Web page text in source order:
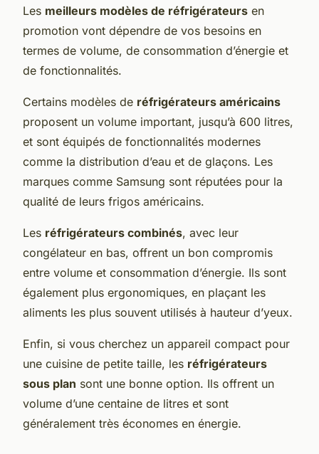
Les meilleurs modèles de réfrigérateurs en
promotion vont dépendre de vos besoins en
termes de volume, de consommation d’énergie et
de fonctionnalités.
Certains modèles de réfrigérateurs américains
proposent un volume important, jusqu’à 600 litres,
et sont équipés de fonctionnalités modernes
comme la distribution d’eau et de glaçons. Les
marques comme Samsung sont réputées pour la
qualité de leurs frigos américains.
Les réfrigérateurs combinés, avec leur
congélateur en bas, offrent un bon compromis
entre volume et consommation d’énergie. Ils sont
également plus ergonomiques, en plaçant les
aliments les plus souvent utilisés à hauteur d’yeux.
Enfin, si vous cherchez un appareil compact pour
une cuisine de petite taille, les réfrigérateurs
sous plan sont une bonne option. Ils offrent un
volume d’une centaine de litres et sont
généralement très économes en énergie.